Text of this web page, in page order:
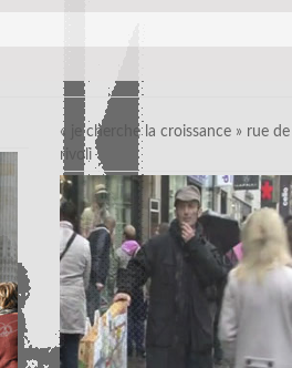
« je cherche la croissance » rue de
rivoli